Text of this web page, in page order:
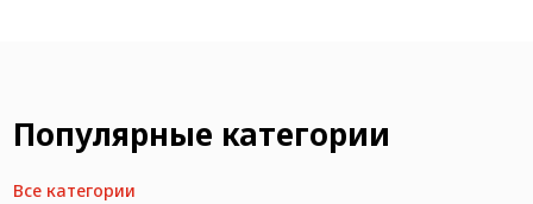
Популярные категории
Все категории